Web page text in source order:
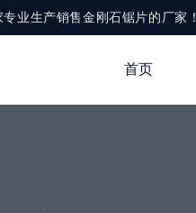
业生产销售金刚石锯片的厂家！
首页